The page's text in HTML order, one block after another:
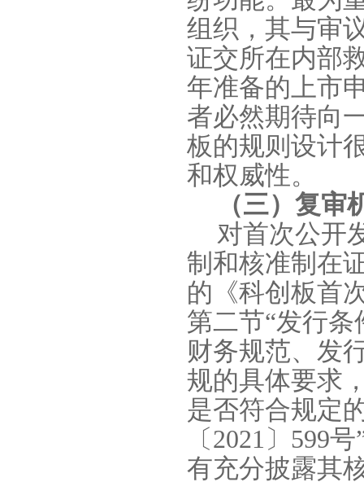
组织，其与审
证交所在内部
年准备的上市
者必然期待向
板的规则设计
和权威性。
（三）复
对首次公开
制和核准制在
的《科创板首
第二节“发行
财务规范、发
规的具体要求
是否符合规定
〔2021 〕 599号
有充分披露其